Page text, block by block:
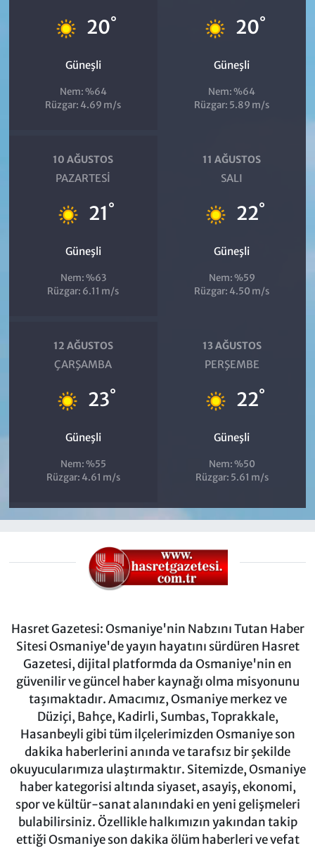
20°
Güneşli
Nem: %64
Rüzgar: 4.69 m/s
20°
Güneşli
Nem: %64
Rüzgar: 5.89 m/s
10 AĞUSTOS
PAZARTESI
21°
Güneşli
Nem: %63
Rüzgar: 6.11 m/s
11 AĞUSTOS
SALI
22°
Güneşli
Nem: %59
Rüzgar: 4.50 m/s
12 AĞUSTOS
ÇARŞAMBA
23°
Güneşli
Nem: %55
Rüzgar: 4.61 m/s
13 AĞUSTOS
PERŞEMBE
22°
Güneşli
Nem: %50
Rüzgar: 5.61 m/s
Hasret Gazetesi: Osmaniye'nin Nabzını Tutan Haber
Sitesi Osmaniye'de yayın hayatını sürdüren Hasret
Gazetesi, dijital platformda da Osmaniye'nin en
güvenilir ve güncel haber kaynağı olma misyonunu
taşımaktadır. Amacımız, Osmaniye merkez ve
Düziçi, Bahçe, Kadirli, Sumbas, Toprakkale,
Hasanbeyli gibi tüm ilçelerimizden Osmaniye son
dakika haberlerini anında ve tarafsız bir şekilde
okuyucularımıza ulaştırmaktır. Sitemizde, Osmaniye
haber kategorisi altında siyaset, asayiş, ekonomi,
spor ve kültür-sanat alanındaki en yeni gelişmeleri
bulabilirsiniz. Özellikle halkımızın yakından takip
ettiği Osmaniye son dakika ölüm haberleri ve vefat